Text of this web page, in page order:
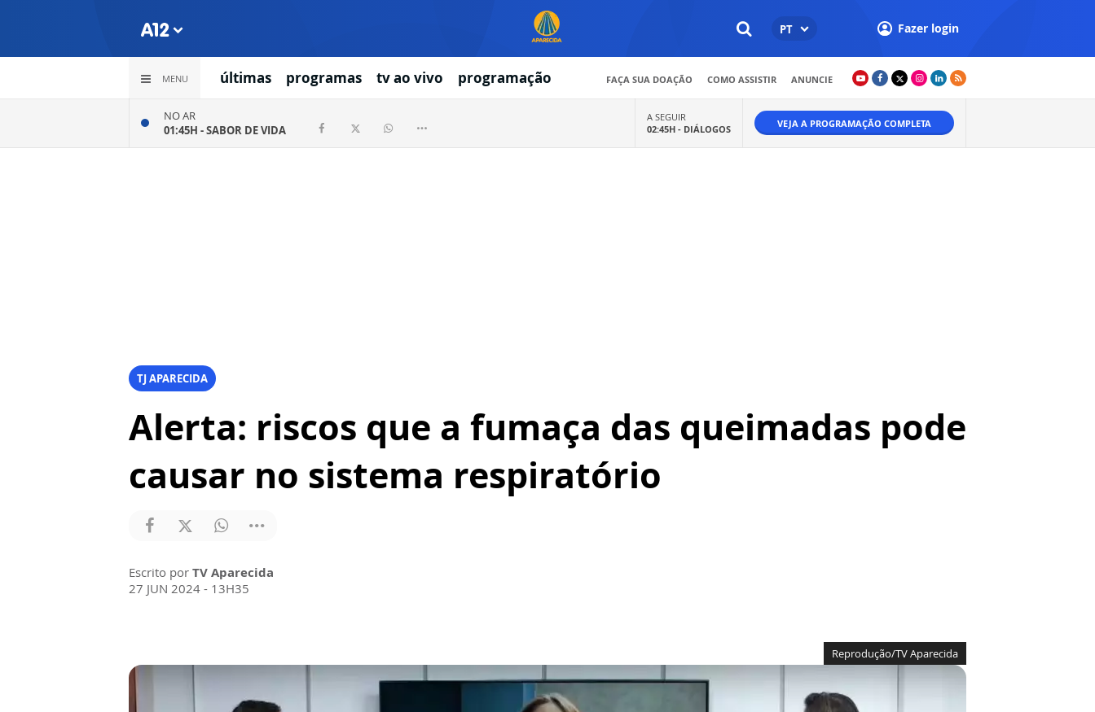
PT Fazer login
MENU últimas programas tv ao vivo programação FAÇA SUA DOAÇÃO COMO ASSISTIR ANUNCIE
NO AR
01:45H -SABOR DE VIDA
A SEGUIR
02:45H - DIÁLOGOS VEJA A PROGRAMAÇÃO COMPLETA
TJ APARECIDA
Alerta: riscos que a fumaça das queimadas pode
causar no sistema respiratório
Escrito por TV Aparecida
27 JUN 2024 - 13H35
Reprodução/TV Aparecida